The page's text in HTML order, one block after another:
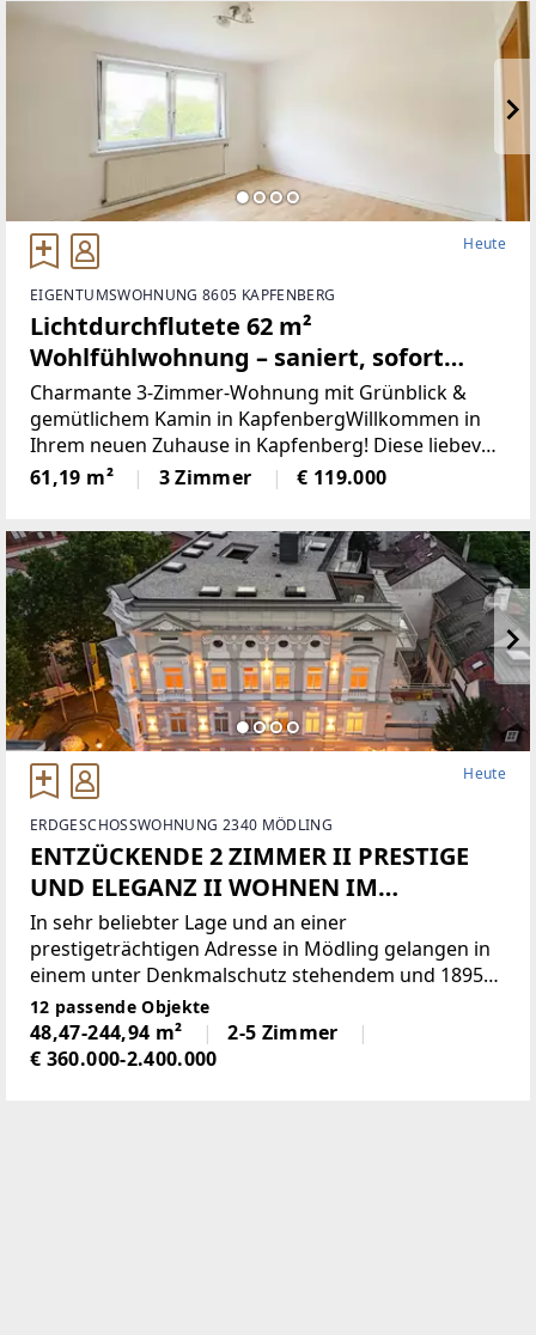
Heute
EIGENTUMSWOHNUNG 8605 KAPFENBERG
Lichtdurchflutete 62 m²
Wohlfühlwohnung – saniert, sofort
bezugsbereit & voller Charme.
Charmante 3-Zimmer-Wohnung mit Grünblick &
gemütlichem Kamin in KapfenbergWillkommen in
Ihrem neuen Zuhause in Kapfenberg! Diese liebevoll
gepflegte und laufend sanierte Eigentumswohnung
vereint Wohnkomfort, Gemütlichkeit und eine
61,19 m² 3 Zimmer € 119.000
Heute
ERDGESCHOSSWOHNUNG 2340 MÖDLING
ENTZÜCKENDE 2 ZIMMER II PRESTIGE
UND ELEGANZ II WOHNEN IM
DENKMALGESCHÜTZEN MÖDLINGER
STADTJUWEL II FUSSGÄNGERZONE
In sehr beliebter Lage und an einer
prestigeträchtigen Adresse in Mödling gelangen in
einem unter Denkmalschutz stehendem und 1895
bezeichnetem dreigeschoßigem Eckhaus mit
neobarocken Dekorformen Wohnungen zum
Verkauf.Das imposante Eckhaus mit
12 passende Objekte
48,47-244,94 m²
2-5 Zimmer
€ 360.000-2.400.000